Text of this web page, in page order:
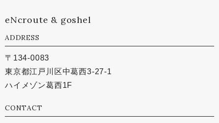
eNcroute & goshel
ADDRESS
〒134-0083
東京都江戸川区中葛西3-27-1
ハイメゾン葛西1F
CONTACT